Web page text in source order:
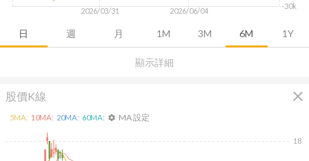
顯示詳細
日 週 月 1M 3M 6M 1Y
2026/03/31 2026/06/04
-30k
股價K線 close
18
5MA: 10MA: 20MA: 60MA: settings MA 設定